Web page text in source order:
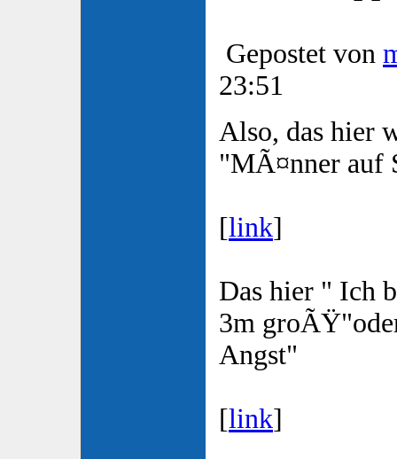
Gepostet von
23:51
Also, das hier
"MÃ¤nner auf
[link]
Das hier " Ich
3m
Angst"
[link]